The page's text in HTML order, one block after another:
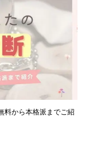
料から本格派までご紹